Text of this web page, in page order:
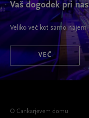
Vaš dogodek pri nas
Veliko več kot samo najem
VEČ
O Cankarjevem domu